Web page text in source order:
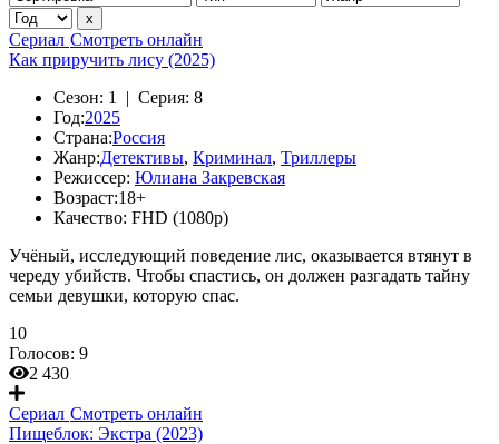
Сериал Смотреть онлайн
Как приручить лису (2025)
Сезон: 1 | Серия: 8
Год:2025
Страна:Россия
Жанр:Детективы, Криминал, Триллеры
Режиссер: Юлиана Закревская
Возраст:18+
Качество: FHD (1080p)
Учёный, исследующий поведение лис, оказывается втянут в
череду убийств. Чтобы спастись, он должен разгадать тайну
семьи девушки, которую спас.
10
Голосов: 9
2 430
Сериал Смотреть онлайн
Пищеблок: Экстра (2023)